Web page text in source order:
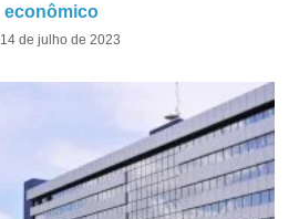
econômico
14 de julho de 2023